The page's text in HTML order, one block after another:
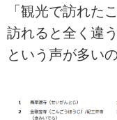
「観光で訪れた
訪れると全く違う
という声が多い